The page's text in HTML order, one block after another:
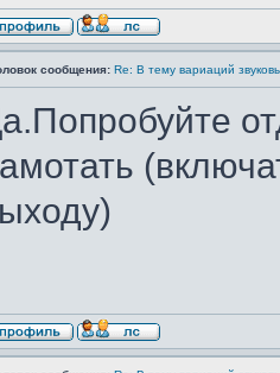
сообщения: Re: В тему вариаций